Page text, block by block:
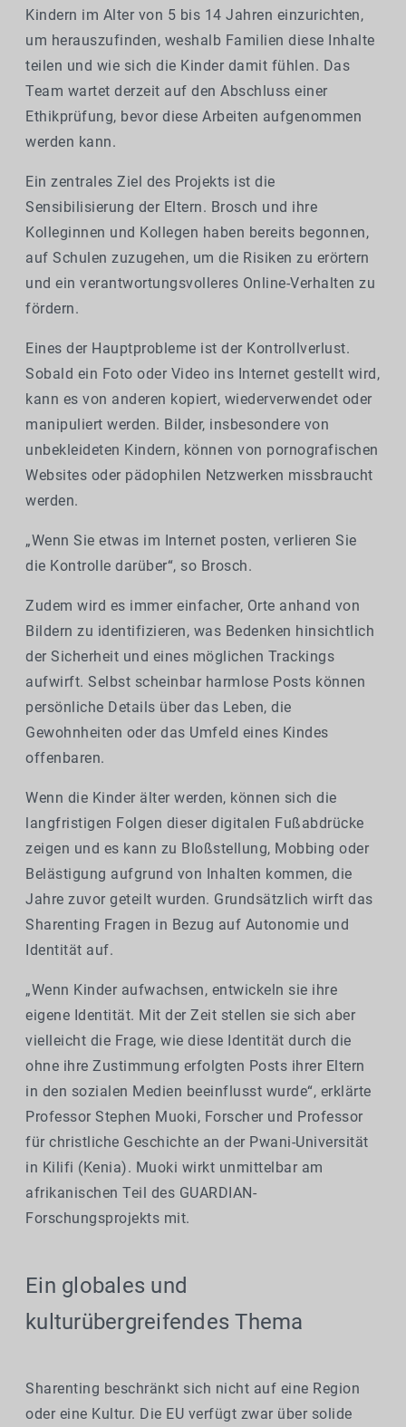
Kindern im Alter von 5 bis 14 Jahren einzurichten,
um herauszufinden, weshalb Familien diese Inhalte
teilen und wie sich die Kinder damit fühlen. Das
Team wartet derzeit auf den Abschluss einer
Ethikprüfung, bevor diese Arbeiten aufgenommen
werden kann.
Ein zentrales Ziel des Projekts ist die
Sensibilisierung der Eltern. Brosch und ihre
Kolleginnen und Kollegen haben bereits begonnen,
auf Schulen zuzugehen, um die Risiken zu erörtern
und ein verantwortungsvolleres Online-Verhalten zu
fördern.
Eines der Hauptprobleme ist der Kontrollverlust.
Sobald ein Foto oder Video ins Internet gestellt wird,
kann es von anderen kopiert, wiederverwendet oder
manipuliert werden. Bilder, insbesondere von
unbekleideten Kindern, können von pornografischen
Websites oder pädophilen Netzwerken missbraucht
werden.
„Wenn Sie etwas im Internet posten, verlieren Sie
die Kontrolle darüber“, so Brosch.
Zudem wird es immer einfacher, Orte anhand von
Bildern zu identifizieren, was Bedenken hinsichtlich
der Sicherheit und eines möglichen Trackings
aufwirft. Selbst scheinbar harmlose Posts können
persönliche Details über das Leben, die
Gewohnheiten oder das Umfeld eines Kindes
offenbaren.
Wenn die Kinder älter werden, können sich die
langfristigen Folgen dieser digitalen Fußabdrücke
zeigen und es kann zu Bloßstellung, Mobbing oder
Belästigung aufgrund von Inhalten kommen, die
Jahre zuvor geteilt wurden. Grundsätzlich wirft das
Sharenting Fragen in Bezug auf Autonomie und
Identität auf.
„Wenn Kinder aufwachsen, entwickeln sie ihre
eigene Identität. Mit der Zeit stellen sie sich aber
vielleicht die Frage, wie diese Identität durch die
ohne ihre Zustimmung erfolgten Posts ihrer Eltern
in den sozialen Medien beeinflusst wurde“, erklärte
Professor Stephen Muoki, Forscher und Professor
für christliche Geschichte an der Pwani-Universität
in Kilifi (Kenia). Muoki wirkt unmittelbar am
afrikanischen Teil des GUARDIAN-
Forschungsprojekts mit.
Ein globales und
kulturübergreifendes Thema
Sharenting beschränkt sich nicht auf eine Region
oder eine Kultur. Die EU verfügt zwar über solide